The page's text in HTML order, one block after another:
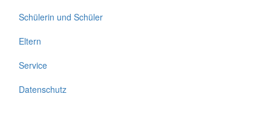
Schülerin und Schüler
Eltern
Service
Datenschutz